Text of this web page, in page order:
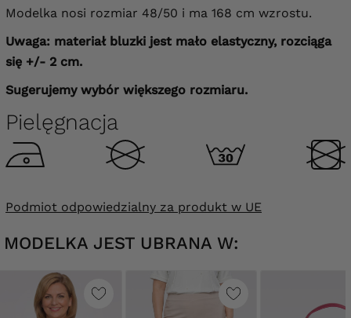
Modelka nosi rozmiar 48/50 i ma 168 cm wzrostu.
Uwaga: materiał bluzki jest mało elastyczny, rozciąga
się +/- 2 cm.
Sugerujemy wybór większego rozmiaru.
Pielęgnacja
Podmiot odpowiedzialny za produkt w UE
MODELKA JEST UBRANA W: